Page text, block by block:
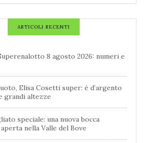
ARTICOLI RECENTI
8 agosto 2026: numeri e
Elisa Cosetti super: è d’argento
grandi altezze
speciale: una nuova bocca
nella Valle del Bove